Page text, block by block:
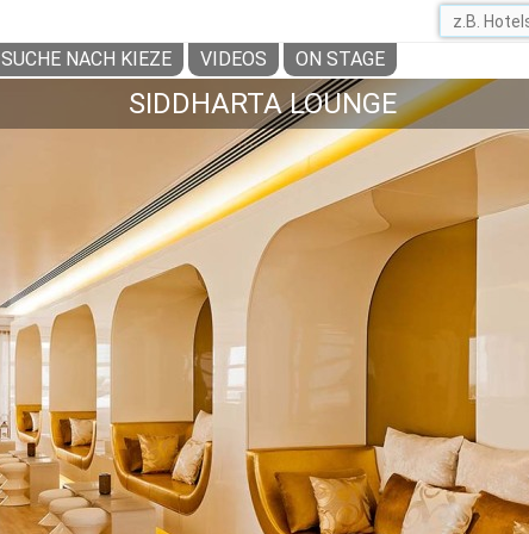
SUCHE NACH KIEZE VIDEOS ON STAGE
SIDDHARTA LOUNGE